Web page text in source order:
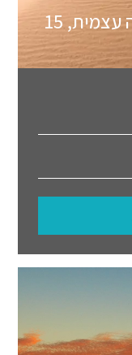
מסע ג'יפים לנמיביה בנהיגה עצמית, 15